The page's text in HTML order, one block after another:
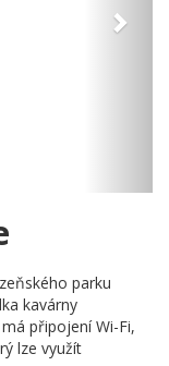
parku
kavárny
připojení Wi-Fi,
lze využít